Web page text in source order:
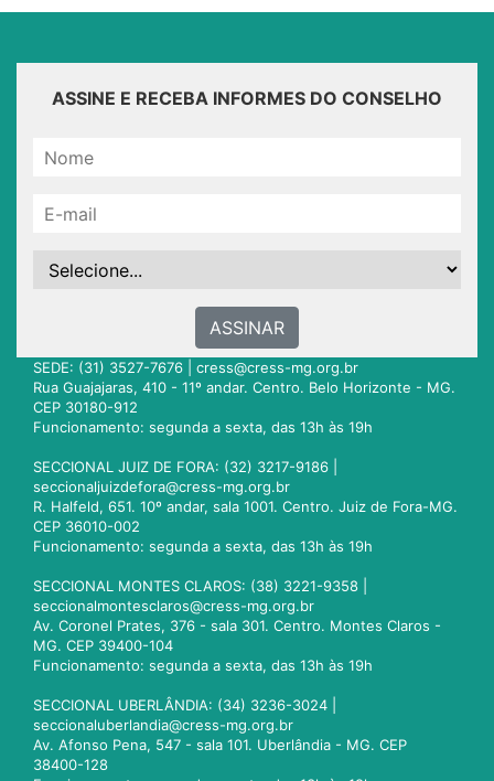
ASSINE E RECEBA INFORMES DO CONSELHO
ASSINAR
SEDE: (31) 3527-7676 | cress@cress-mg.org.br
Rua Guajajaras, 410 - 11º andar. Centro. Belo Horizonte - MG.
CEP 30180-912
Funcionamento: segunda a sexta, das 13h às 19h
SECCIONAL JUIZ DE FORA: (32) 3217-9186 |
seccionaljuizdefora@cress-mg.org.br
R. Halfeld, 651. 10º andar, sala 1001. Centro. Juiz de Fora-MG.
CEP 36010-002
Funcionamento: segunda a sexta, das 13h às 19h
SECCIONAL MONTES CLAROS: (38) 3221-9358 |
seccionalmontesclaros@cress-mg.org.br
Av. Coronel Prates, 376 - sala 301. Centro. Montes Claros -
MG. CEP 39400-104
Funcionamento: segunda a sexta, das 13h às 19h
SECCIONAL UBERLÂNDIA: (34) 3236-3024 |
seccionaluberlandia@cress-mg.org.br
Av. Afonso Pena, 547 - sala 101. Uberlândia - MG. CEP
38400-128